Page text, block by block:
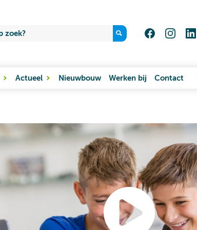
Actueel Nieuwbouw Werken bij Contact